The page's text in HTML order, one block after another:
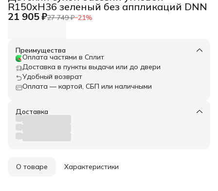
R150xH36 зеленый без аппликаций DNN
21 905 ₽27 749 ₽−21%
Преимущества
Оплата частями в Сплит
Доставка в пункты выдачи или до двери
Удобный возврат
Оплата — картой, СБП или наличными
Доставка
О товаре Характеристики